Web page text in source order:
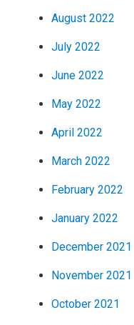
August 2022
July 2022
June 2022
May 2022
April 2022
March 2022
February 2022
January 2022
December 2021
November 2021
October 2021